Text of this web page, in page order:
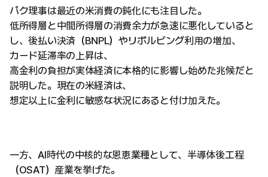
パク理事は最近の米消費の鈍化にも注目した。
低所得層と中間所得層の消費余力が急速に悪化していると
し、後払い決済（BNPL）やリボルビング利用の増加、
カード延滞率の上昇は、
高金利の負担が実体経済に本格的に影響し始めた兆候だと
説明した。現在の米経済は、
想定以上に金利に敏感な状況にあると付け加えた。
一方、AI時代の中核的な恩恵業種として、半導体後工程
（OSAT）産業を挙げた。